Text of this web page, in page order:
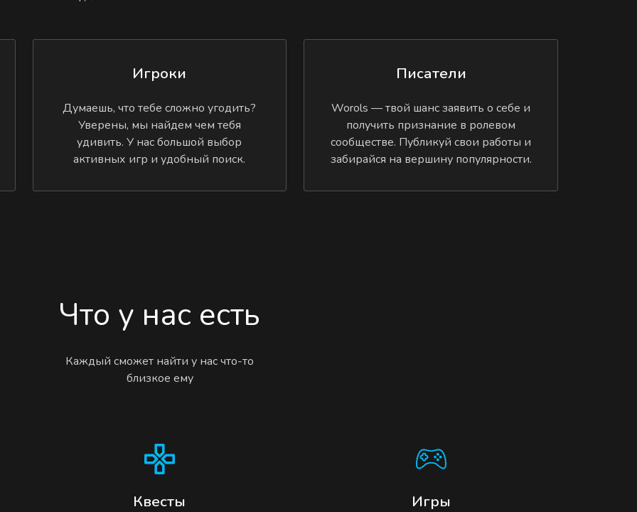
Игроки
Думаешь, что тебе сложно угодить?
Уверены, мы найдем чем тебя
удивить. У нас большой выбор
активных игр и удобный поиск.
Писатели
Worols — твой шанс заявить о себе и
получить признание в ролевом
сообществе. Публикуй свои работы и
забирайся на вершину популярности.
Что у нас есть
Каждый сможет найти у нас что-то
близкое ему
Квесты Игры